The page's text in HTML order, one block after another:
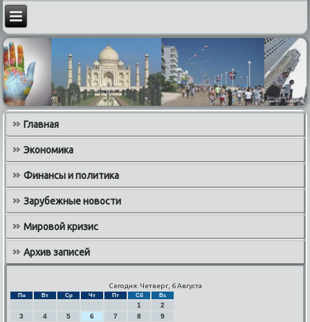
Главная
Экономика
Финансы и политика
Зарубежные новости
Мировой кризис
Архив записей
Сегодня: Четверг, 6 Августа
Пн Вт Ср Чт Пт Сб Вс
1
2
3
4 5 6 7 8
9